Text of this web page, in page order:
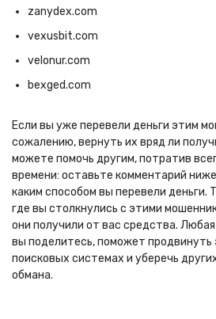
zanydex.com
vexusbit.com
velonur.com
bexged.com
Если вы уже перевели деньги этим
сожалению, вернуть их вряд ли
можете помочь другим, потратив
времени: оставьте комментарий
каким способом вы перевели деньги.
где вы столкнулись с этими
они получили от вас средства.
вы поделитесь, поможет
поисковых системах и уберечь
обмана.